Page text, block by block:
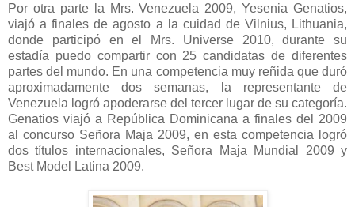
Por otra parte la Mrs. Venezuela 2009, Yesenia Genatios,
viajó a finales de agosto a la cuidad de Vilnius, Lithuania,
donde participó en el Mrs. Universe 2010, durante su
estadía puedo compartir con 25 candidatas de diferentes
partes del mundo. En una competencia muy reñida que duró
aproximadamente dos semanas, la representante de
Venezuela logró apoderarse del tercer lugar de su categoría.
Genatios viajó a República Dominicana a finales del 2009
al concurso Señora Maja 2009, en esta competencia logró
dos títulos internacionales, Señora Maja Mundial 2009 y
Best Model Latina 2009.